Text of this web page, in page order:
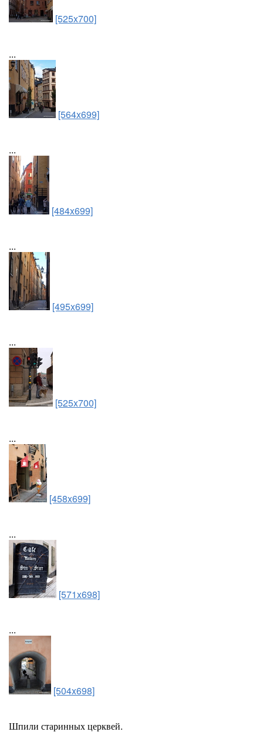
[525x700]
...
[564x699]
...
[484x699]
...
[495x699]
...
[525x700]
...
[458x699]
...
[571x698]
...
[504x698]
Шпили старинных церквей.